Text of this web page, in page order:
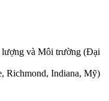
lượng và Môi trường (Đại
Richmond, Indiana, Mỹ)